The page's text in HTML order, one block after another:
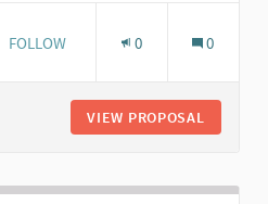
8 FOLLOWERS
FOLLOW 0 0
VIEW PROPOSAL